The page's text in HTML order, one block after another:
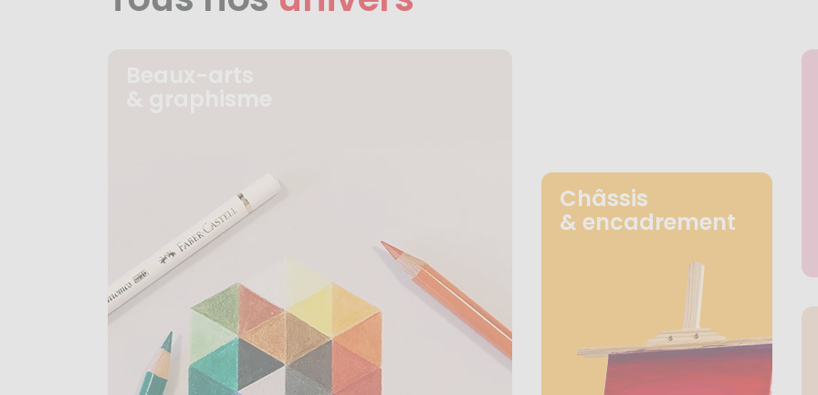
Châssis
& encadrement